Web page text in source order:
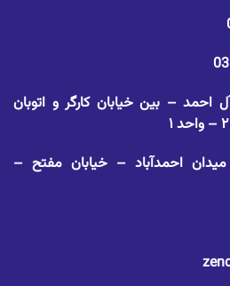
احمد – بین خیابان کارگر و اتوبان
احمدآباد – خیابان مفتح –